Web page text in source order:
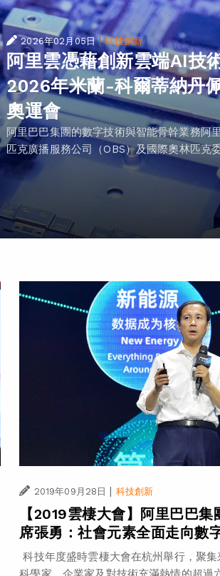
2026年02月05日 |科技創新
阿里雲憑藉創新雲端AI技
2026年米蘭-科爾蒂納丹
奧運會
阿里巴巴集團的數字技術與智能骨幹業務阿
匹克廣播服務公司（OBS）及國際奧林匹克
2019年09月28日 | 科技創新
【2019雲棲大會】阿里巴巴集
席張勇：社會元素全面走向數
科技年度盛時雲棲大會在杭州舉行，聚集